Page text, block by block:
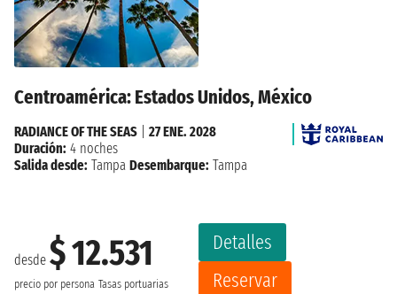
Centroamérica: Estados Unidos, México
desde $ 12.531
precio por persona Tasas portuarias
Detalles
Reservar
RADIANCE OF THE SEAS
27 ENE. 2028
Duración: 4 noches
Salida desde: Tampa Desembarque: Tampa